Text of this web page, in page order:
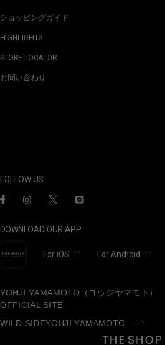
ショッピングガイド
HIGHLIGHTS
STORE LOCATOR
お問い合わせ
FOLLOW US
DOWNLOAD OUR APP
For iOS For Android
YOHJI YAMAMOTO（ヨウジヤマモト）
OFFICIAL SITE
WILD SIDEYOHJI YAMAMOTO